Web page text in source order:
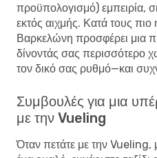
προϋπολογισμό) εμπειρία,
εκτός αιχμής. Κατά τους
Βαρκελώνη προσφέρει μια
δίνοντάς σας περισσότερο
τον δικό σας ρυθμό—και
Συμβουλές για μια
με την Vueling
Όταν πετάτε με την Vueling,